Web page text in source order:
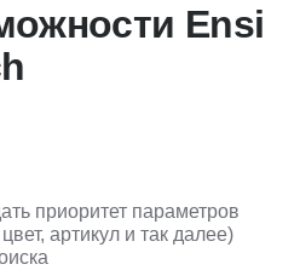
Ensi
приоритет параметров
артикул и так далее)